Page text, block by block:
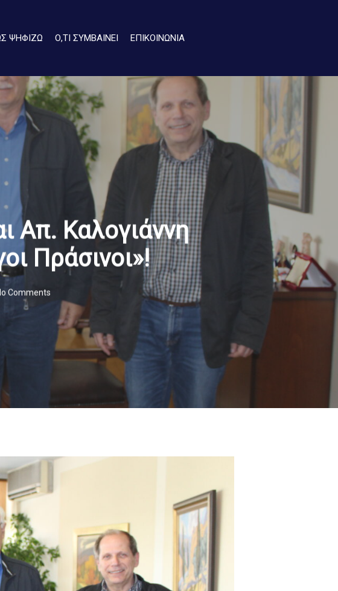
ΨΗΦΙΖΩ Ο,ΤΙ ΣΥΜΒΑΙΝΕΙ ΕΠΙΚΟΙΝΩΝΙΑ
Απ. Καλογιάννη
Πράσινοι»!
Comments